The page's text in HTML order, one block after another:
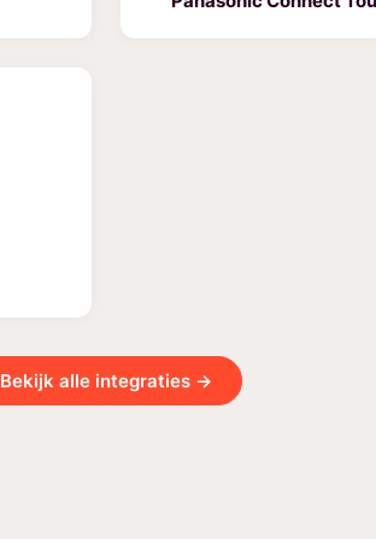
Bekijk alle integraties →